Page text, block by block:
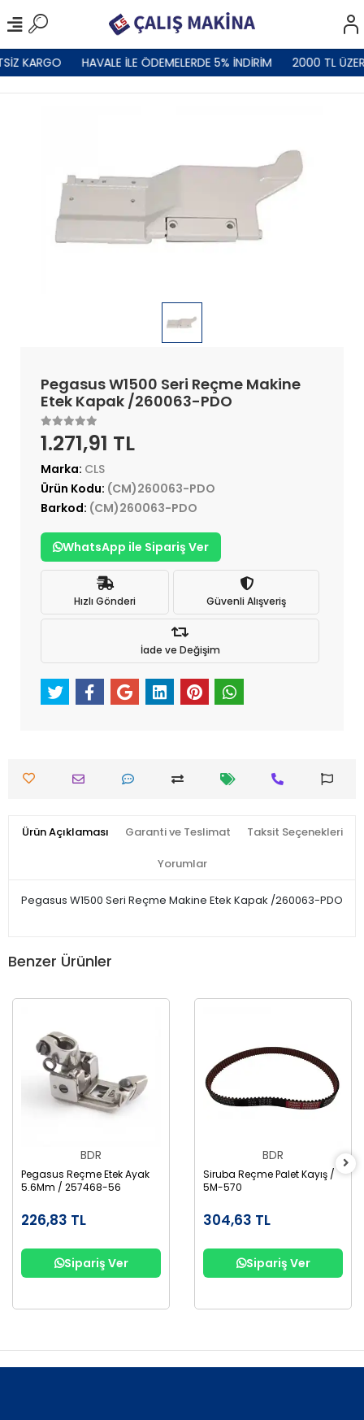
KARGO HAVALE İLE ÖDEMELERDE 5% İNDİRİM 2000 TL
Pegasus W1500 Seri Reçme Makine
Etek Kapak /260063-PDO
1.271,91 TL
Marka: CLS
Ürün Kodu: (CM)260063-PDO
Barkod: (CM)260063-PDO
WhatsApp ile Sipariş Ver
Hızlı Gönderi Güvenli Alışveriş
İade ve Değişim
Ürün Açıklaması Garanti ve Teslimat Taksit Seçenekleri
Yorumlar
Pegasus W1500 Seri Reçme Makine Etek Kapak /260063-PDO
Benzer Ürünler
BDR
Pegasus Reçme Etek Ayak
5.6Mm / 257468-56
226,83 TL
Sipariş Ver
BDR
Siruba Reçme Palet Kayış /
5M-570
304,63 TL
Sipariş Ver